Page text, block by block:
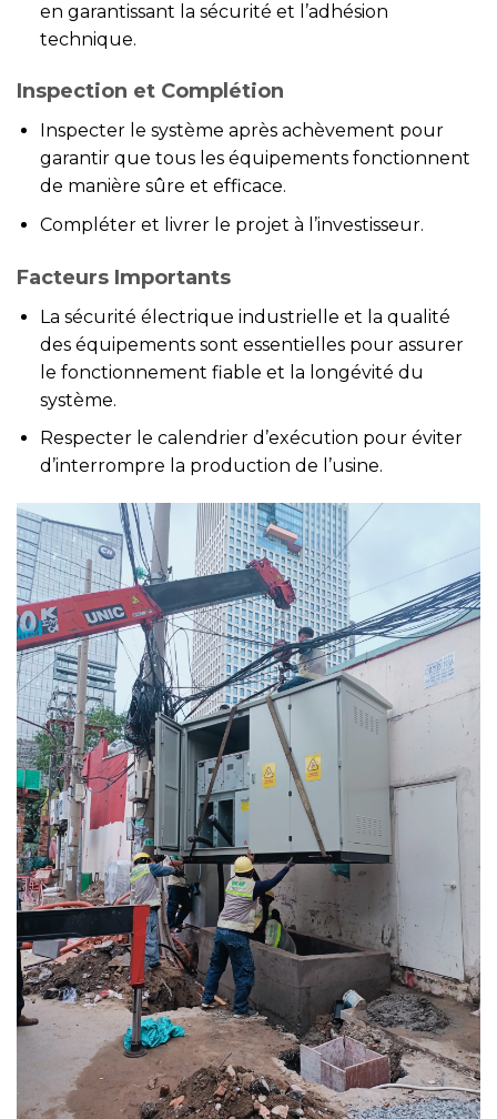
en garantissant la sécurité et l’adhésion
technique.
Inspection et Complétion
Inspecter le système après achèvement pour
garantir que tous les équipements fonctionnent
de manière sûre et efficace.
Compléter et livrer le projet à l’investisseur.
Facteurs Importants
La sécurité électrique industrielle et la qualité
des équipements sont essentielles pour assurer
le fonctionnement fiable et la longévité du
système.
Respecter le calendrier d’exécution pour éviter
d’interrompre la production de l’usine.